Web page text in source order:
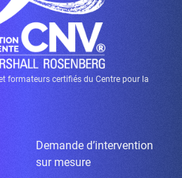
formateurs certifiés du Centre pour la
Demande d’intervention
sur mesure